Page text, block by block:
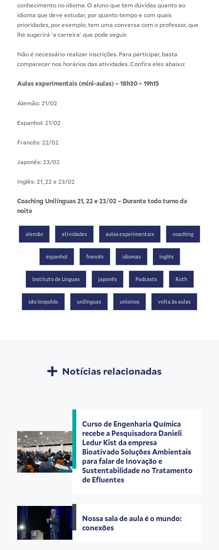
conhecimento no idioma. O aluno que tem dúvidas quanto ao
idioma que deve estudar, por quanto tempo e com quais
prioridades, por exemplo, tem uma conversa com o professor, que
lhe sugerirá ‘a carreira’ que pode seguir.
Não é necessário realizar inscrições. Para participar, basta
comparecer nos horários das atividades. Confira eles abaixo:
Aulas experimentais (mini-aulas) – 18h30 – 19h15
Alemão: 21/02
Espanhol: 21/02
Francês: 22/02
Japonês: 23/02
Inglês: 21, 22 e 23/02
Coaching Unilínguas 21, 22 e 23/02 – Durante todo turno da
noite
alemão atividades aulas experimentais coaching
espanhol francês idiomas inglês
Instituto de Línguas japonês Podcasts Ruth
são leopoldo unilínguas unisinos volta às aulas
Notícias relacionadas
Curso de Engenharia Química
recebe a Pesquisadora Danieli
Ledur Kist da empresa
Bioativado Soluções Ambientais
para falar de Inovação e
Sustentabilidade no Tratamento
de Efluentes
Nossa sala de aula é o mundo:
conexões